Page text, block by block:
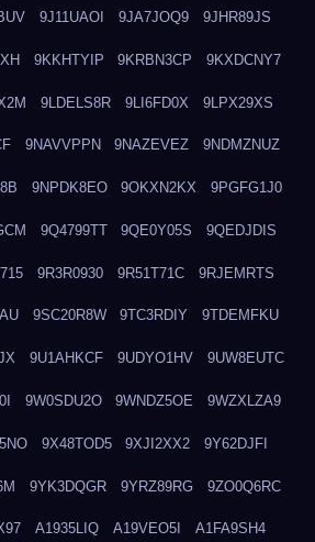
9J11UAOI 9JA7JOQ9 9JHR89JS
9KKHTYIP 9KRBN3CP 9KXDCNY7
9LDELS8R 9LI6FD0X 9LPX29XS
9NAVVPPN 9NAZEVEZ 9NDMZNUZ
9NPDK8EO 9OKXN2KX 9PGFG1J0
9Q4799TT 9QE0Y05S 9QEDJDIS
9R3R0930 9R51T71C 9RJEMRTS
9SC20R8W 9TC3RDIY 9TDEMFKU
9U1AHKCF 9UDYO1HV 9UW8EUTC
9W0SDU2O 9WNDZ5OE 9WZXLZA9
9X48TOD5 9XJI2XX2 9Y62DJFI
9YK3DQGR 9YRZ89RG 9ZO0Q6RC
A1935LIQ A19VEO5I A1FA9SH4